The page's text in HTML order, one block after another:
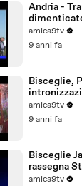
Andria -
amica9tv
9 anni fa
Bisceglie,
Martiri
amica9tv
9 anni fa
Bisceglie
rassegna
amica9tv